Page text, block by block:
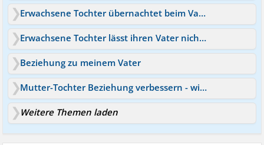
Erwachsene Tochter übernachtet beim Vater?
Erwachsene Tochter lässt ihren Vater nicht los
Beziehung zu meinem Vater
Mutter-Tochter Beziehung verbessern - wie geht das?
Weitere Themen laden